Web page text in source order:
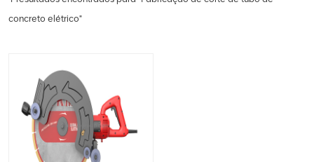
concreto elétrico"